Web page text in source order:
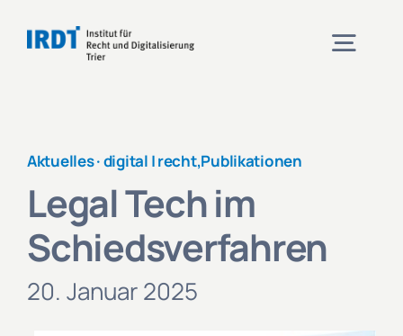
Inhalt
Veranstaltungen
Projekte
Aktuelles ·digital | recht,Publikationen
Legal Tech im
Schiedsverfahren
20. Januar 2025